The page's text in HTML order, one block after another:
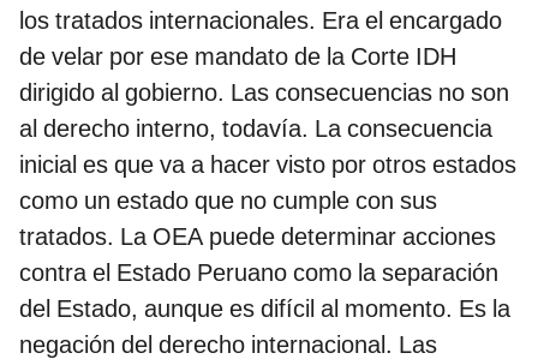
los tratados internacionales. Era el encargado
de velar por ese mandato de la Corte IDH
dirigido al gobierno. Las consecuencias no son
al derecho interno, todavía. La consecuencia
inicial es que va a hacer visto por otros estados
como un estado que no cumple con sus
tratados. La OEA puede determinar acciones
contra el Estado Peruano como la separación
del Estado, aunque es difícil al momento. Es la
negación del derecho internacional. Las